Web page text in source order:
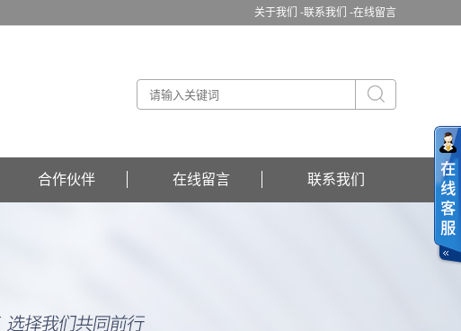
关于我们 -联系我们 -在线留言
合作伙伴 在线留言 联系我们